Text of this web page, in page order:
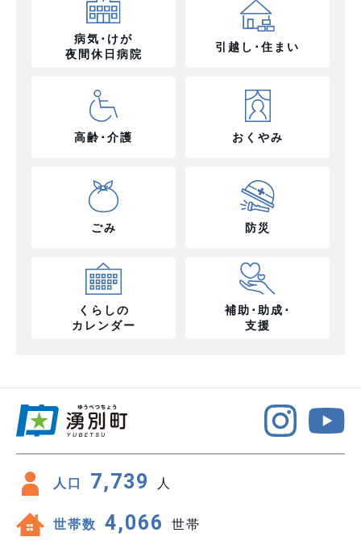
病気･けが
夜間休日病院
引越し･住まい
高齢･介護 おくやみ
ごみ 防災
くらしの
カレンダー
補助･助成･
支援
人口 7,739 人
世帯数 4,066 世帯